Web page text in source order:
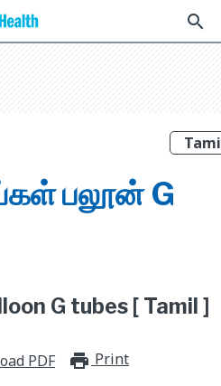
search
பலூன் G
G tubes [ Tamil ]
PDF Print